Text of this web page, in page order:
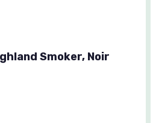
Smoker, Noir